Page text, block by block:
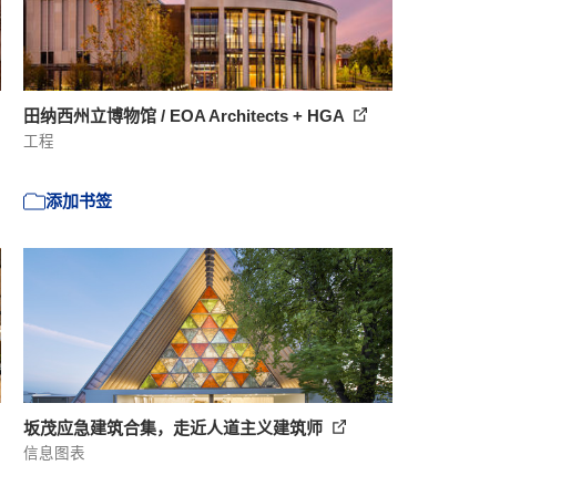
田纳西州立博物馆 / EOA Architects + HGA
工程
添加书签
坂茂应急建筑合集，走近人道主义建筑师
信息图表